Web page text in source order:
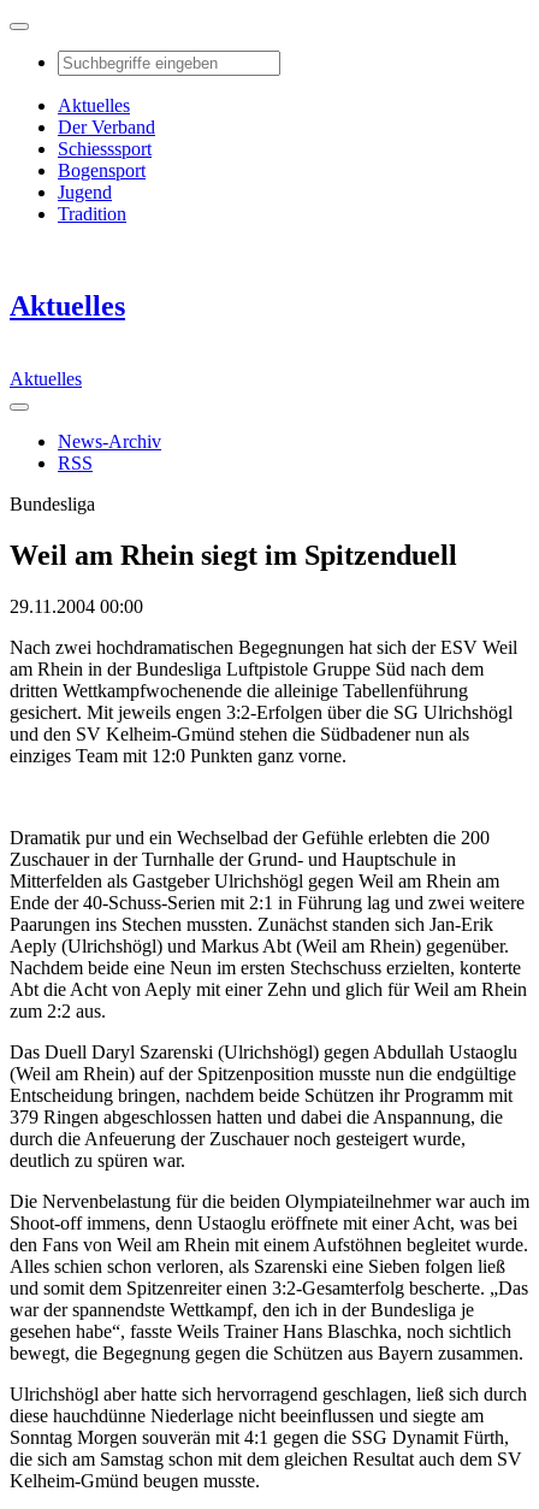
Aktuelles
Der Verband
Schiesssport
Bogensport
Jugend
Tradition
Aktuelles
Aktuelles
News-Archiv
RSS
Bundesliga
Weil am Rhein siegt im Spitzenduell
29.11.2004 00:00
Nach zwei hochdramatischen Begegnungen hat sich der ESV Weil
am Rhein in der Bundesliga Luftpistole Gruppe Süd nach dem
dritten Wettkampfwochenende die alleinige Tabellenführung
gesichert. Mit jeweils engen 3:2-Erfolgen über die SG Ulrichshögl
und den SV Kelheim-Gmünd stehen die Südbadener nun als
einziges Team mit 12:0 Punkten ganz vorne.
Dramatik pur und ein Wechselbad der Gefühle erlebten die 200
Zuschauer in der Turnhalle der Grund- und Hauptschule in
Mitterfelden als Gastgeber Ulrichshögl gegen Weil am Rhein am
Ende der 40-Schuss-Serien mit 2:1 in Führung lag und zwei weitere
Paarungen ins Stechen mussten. Zunächst standen sich Jan-Erik
Aeply (Ulrichshögl) und Markus Abt (Weil am Rhein) gegenüber.
Nachdem beide eine Neun im ersten Stechschuss erzielten, konterte
Abt die Acht von Aeply mit einer Zehn und glich für Weil am Rhein
zum 2:2 aus.
Das Duell Daryl Szarenski (Ulrichshögl) gegen Abdullah Ustaoglu
(Weil am Rhein) auf der Spitzenposition musste nun die endgültige
Entscheidung bringen, nachdem beide Schützen ihr Programm mit
379 Ringen abgeschlossen hatten und dabei die Anspannung, die
durch die Anfeuerung der Zuschauer noch gesteigert wurde,
deutlich zu spüren war.
Die Nervenbelastung für die beiden Olympiateilnehmer war auch im
Shoot-off immens, denn Ustaoglu eröffnete mit einer Acht, was bei
den Fans von Weil am Rhein mit einem Aufstöhnen begleitet wurde.
Alles schien schon verloren, als Szarenski eine Sieben folgen ließ
und somit dem Spitzenreiter einen 3:2-Gesamterfolg bescherte. „Das
war der spannendste Wettkampf, den ich in der Bundesliga je
gesehen habe“, fasste Weils Trainer Hans Blaschka, noch sichtlich
bewegt, die Begegnung gegen die Schützen aus Bayern zusammen.
Ulrichshögl aber hatte sich hervorragend geschlagen, ließ sich durch
diese hauchdünne Niederlage nicht beeinflussen und siegte am
Sonntag Morgen souverän mit 4:1 gegen die SSG Dynamit Fürth,
die sich am Samstag schon mit dem gleichen Resultat auch dem SV
Kelheim-Gmünd beugen musste.